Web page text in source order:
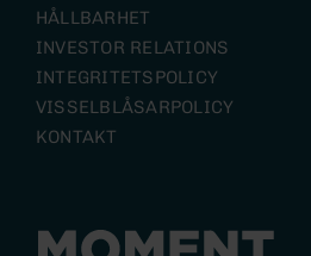
HÅLLBARHET
INVESTOR RELATIONS
INTEGRITETSPOLICY
VISSELBLÅSARPOLICY
KONTAKT